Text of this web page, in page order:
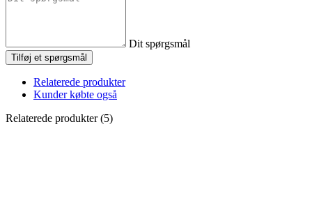
Dit spørgsmål
Tilføj et spørgsmål
Relaterede produkter
Kunder købte også
Relaterede produkter (5)